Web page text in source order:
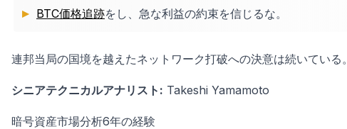
BTC価格追跡をし、急な利益の約束を信じるな。
連邦当局の国境を越えたネットワーク打破への決意は続いている。
シニアテクニカルアナリスト: Takeshi Yamamoto
暗号資産市場分析6年の経験